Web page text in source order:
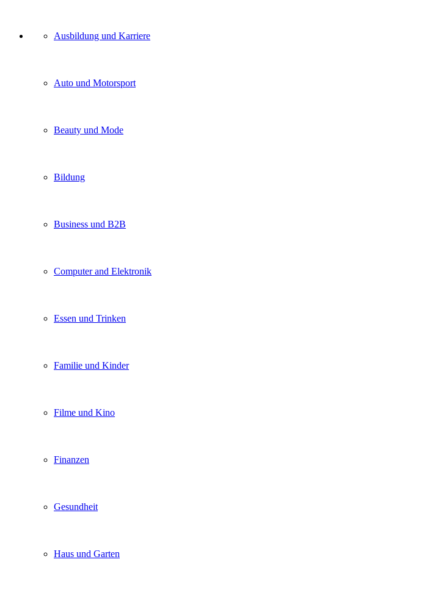
Unser
Kategorien
Ausbildung und Karriere
Auto und Motorsport
Beauty und Mode
Bildung
Business und B2B
Computer and Elektronik
Essen und Trinken
Familie und Kinder
Filme und Kino
Finanzen
Gesundheit
Haus und Garten